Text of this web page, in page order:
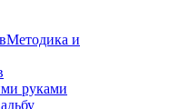
Методика и
руками